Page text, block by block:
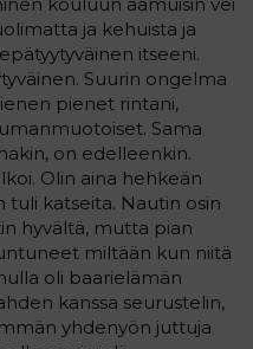
ja kehuista ja
itseeni.
Suurin ongelma
pienet rintani,
Sama
on edelleenkin.
Olin aina hehkeän
tuli katseita. Nautin osin
hyvältä, mutta pian
miltään kun niitä
oli baarielämän
kanssa seurustelin,
yhdenyön juttuja